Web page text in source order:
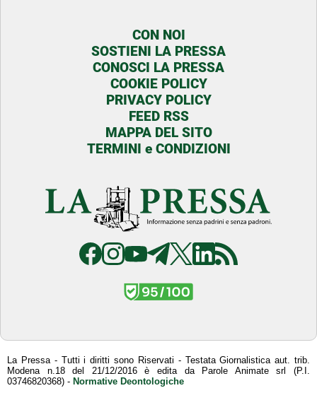
CON NOI
SOSTIENI LA PRESSA
CONOSCI LA PRESSA
COOKIE POLICY
PRIVACY POLICY
FEED RSS
MAPPA DEL SITO
TERMINI e CONDIZIONI
La Pressa - Tutti i diritti sono Riservati - Testata Giornalistica aut. trib.
Modena n.18 del 21/12/2016 è edita da Parole Animate srl (P.I.
03746820368) - Normative Deontologiche